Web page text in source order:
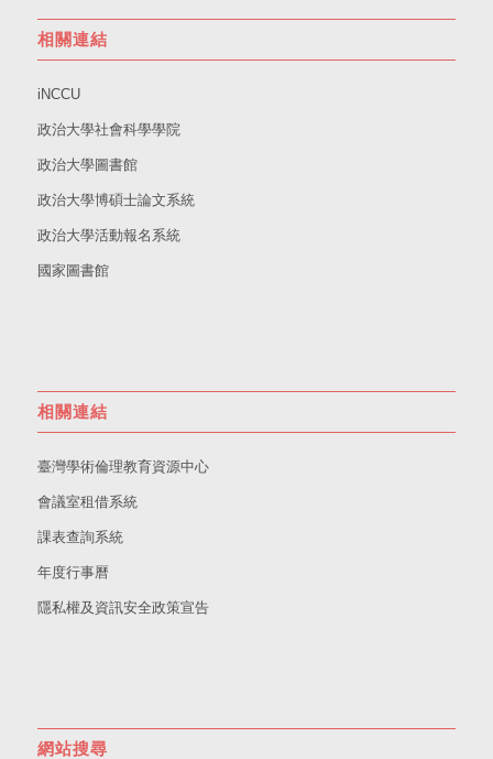
相關連結
iNCCU
政治大學社會科學學院
政治大學圖書館
政治大學博碩士論文系統
政治大學活動報名系統
國家圖書館
相關連結
臺灣學術倫理教育資源中心
會議室租借系統
課表查詢系統
年度行事曆
隱私權及資訊安全政策宣告
網站搜尋